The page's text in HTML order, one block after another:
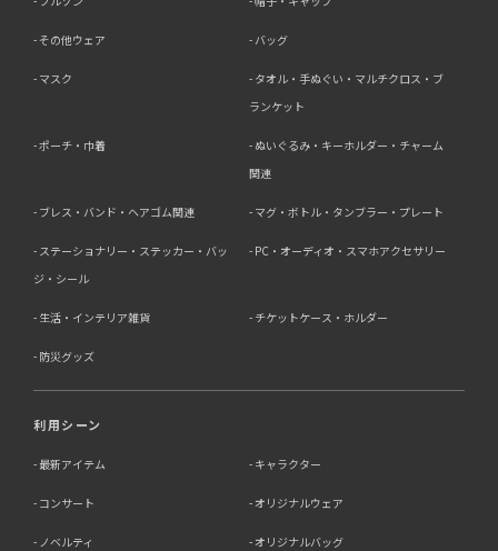
その他ウェア バッグ
マスク
タオル・手ぬぐい・マルチクロス・ブ
ランケット
ポーチ・巾着
ぬいぐるみ・キーホルダー・チャーム
関連
ブレス・バンド・ヘアゴム関連 マグ・ボトル・タンブラー・プレート
ステーショナリー・ステッカー・バッ
ジ・シール
PC・オーディオ・スマホアクセサリー
生活・インテリア雑貨 チケットケース・ホルダー
防災グッズ
利用シーン
最新アイテム キャラクター
コンサート オリジナルウェア
ノベルティ オリジナルバッグ